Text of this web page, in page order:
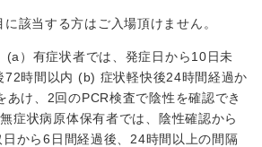
該当する⽅はご⼊場頂けません。
(a）有症状者では、発症⽇から10⽇未
72時間以内 (b) 症状軽快後24時間経過か
あけ、2回のPCR検査で陰性を確認でき
症状病原体保有者では、陰性確認から
から6⽇間経過後、24時間以上の間隔